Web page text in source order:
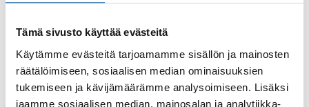
Tämä sivusto käyttää evästeitä
Käytämme evästeitä tarjoamamme sisällön ja mainosten
räätälöimiseen, sosiaalisen median ominaisuuksien
tukemiseen ja kävijämäärämme analysoimiseen. Lisäksi
jaamme sosiaalisen median, mainosalan ja analytiikka-
Tapahtumat 21.5. klo 12:00–18.6. klo 15:00
Parvekejumppa keskiviikkoisin